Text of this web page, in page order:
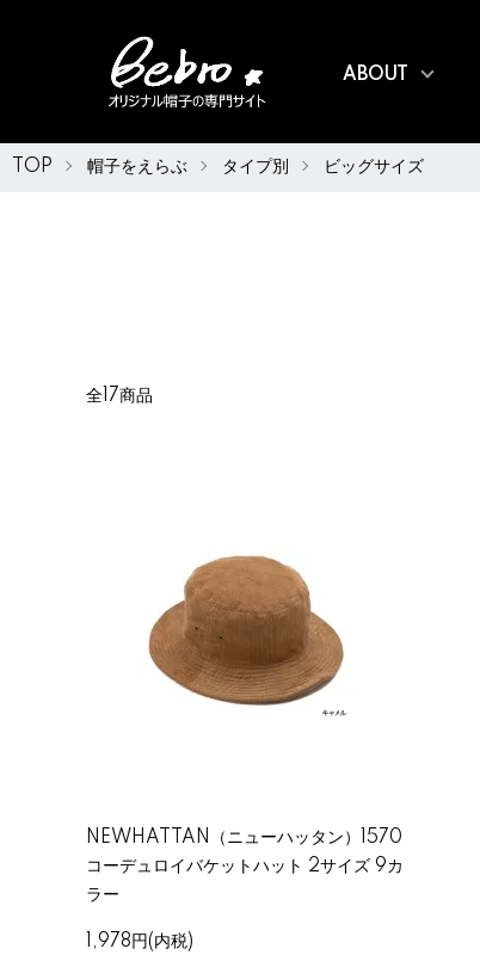
ABOUT
TOP 帽子をえらぶ タイプ別 ビッグサイズ
全17商品
NEWHATTAN（ニューハッタン）1570
コーデュロイバケットハット 2サイズ 9カ
ラー
1,978円(内税)